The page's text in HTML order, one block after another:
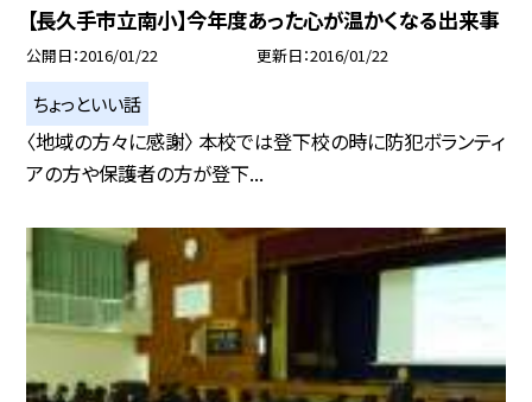
【長久手市立南小】今年度あった心が温かくなる出来事
公開日 2016/01/22 更新日 2016/01/22
ちょっといい話
〈地域の方々に感謝〉 本校では登下校の時に防犯ボランティ
アの方や保護者の方が登下...